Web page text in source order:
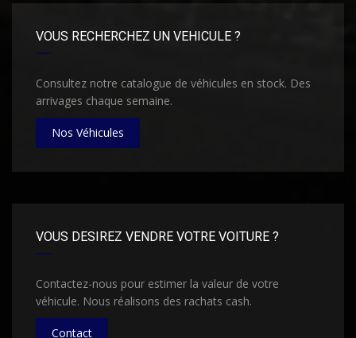
VOUS RECHERCHEZ UN VEHICULE ?
Consultez notre catalogue de véhicules en stock. Des
arrivages chaque semaine.
Nos Véhicules
VOUS DESIREZ VENDRE VOTRE VOITURE ?
Contactez-nous pour estimer la valeur de votre
véhicule. Nous réalisons des rachats cash.
Contact